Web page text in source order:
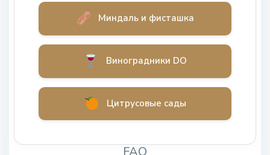
Миндаль и фисташка
Виноградники DO
Цитрусовые сады